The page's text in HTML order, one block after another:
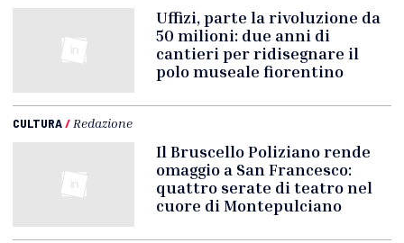
Uffizi, parte la rivoluzione da
50 milioni: due anni di
cantieri per ridisegnare il
polo museale fiorentino
CULTURA/ Redazione
Il Bruscello Poliziano rende
omaggio a San Francesco:
quattro serate di teatro nel
cuore di Montepulciano